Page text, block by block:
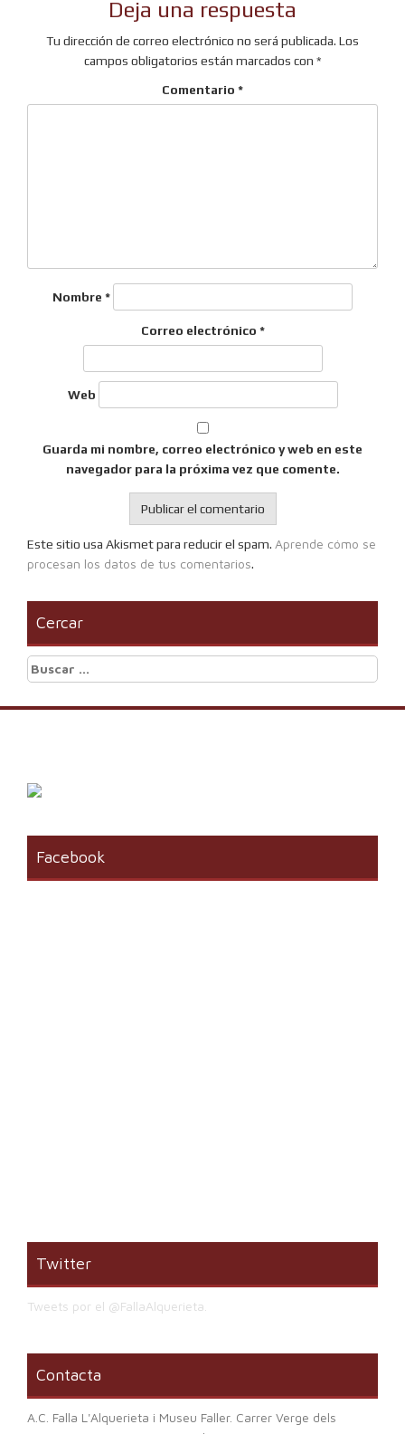
entradas
Deja una respuesta
Tu dirección de correo electrónico no será publicada. Los
campos obligatorios están marcados con *
Comentario *
Nombre *
Correo electrónico *
Web
Guarda mi nombre, correo electrónico y web en este
navegador para la próxima vez que comente.
Este sitio usa Akismet para reducir el spam. Aprende cómo se
procesan los datos de tus comentarios.
Cercar
Buscar:
Facebook
Twitter
Tweets por el @FallaAlquerieta.
Contacta
A.C. Falla L'Alquerieta i Museu Faller. Carrer Verge dels